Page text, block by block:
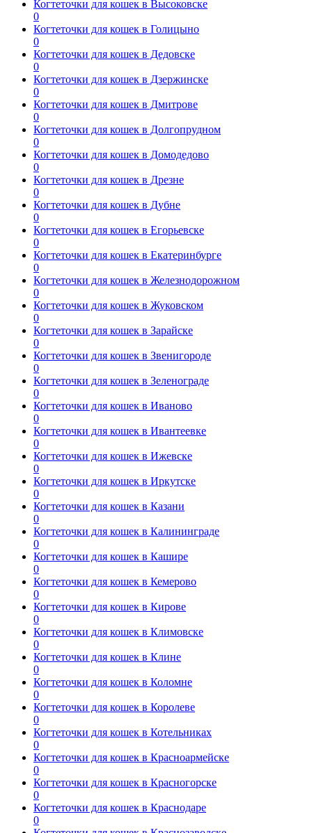
Когтеточки для кошек в Высоковске
0
Когтеточки для кошек в Голицыно
0
Когтеточки для кошек в Дедовске
0
Когтеточки для кошек в Дзержинске
0
Когтеточки для кошек в Дмитрове
0
Когтеточки для кошек в Долгопрудном
0
Когтеточки для кошек в Домодедово
0
Когтеточки для кошек в Дрезне
0
Когтеточки для кошек в Дубне
0
Когтеточки для кошек в Егорьевске
0
Когтеточки для кошек в Екатеринбурге
0
Когтеточки для кошек в Железнодорожном
0
Когтеточки для кошек в Жуковском
0
Когтеточки для кошек в Зарайске
0
Когтеточки для кошек в Звенигороде
0
Когтеточки для кошек в Зеленограде
0
Когтеточки для кошек в Иваново
0
Когтеточки для кошек в Ивантеевке
0
Когтеточки для кошек в Ижевске
0
Когтеточки для кошек в Иркутске
0
Когтеточки для кошек в Казани
0
Когтеточки для кошек в Калининграде
0
Когтеточки для кошек в Кашире
0
Когтеточки для кошек в Кемерово
0
Когтеточки для кошек в Кирове
0
Когтеточки для кошек в Климовске
0
Когтеточки для кошек в Клине
0
Когтеточки для кошек в Коломне
0
Когтеточки для кошек в Королеве
0
Когтеточки для кошек в Котельниках
0
Когтеточки для кошек в Красноармейске
0
Когтеточки для кошек в Красногорске
0
Когтеточки для кошек в Краснодаре
0